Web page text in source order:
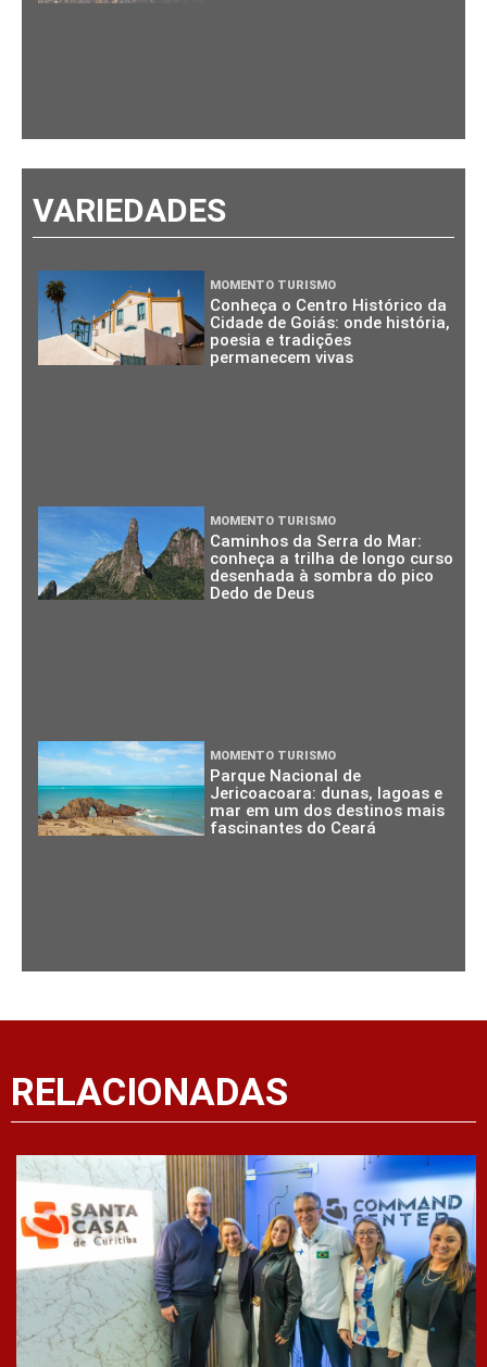
VARIEDADES
MOMENTO TURISMO
Conheça o Centro Histórico da
Cidade de Goiás: onde história,
poesia e tradições
permanecem vivas
MOMENTO TURISMO
Caminhos da Serra do Mar:
conheça a trilha de longo curso
desenhada à sombra do pico
Dedo de Deus
MOMENTO TURISMO
Parque Nacional de
Jericoacoara: dunas, lagoas e
mar em um dos destinos mais
fascinantes do Ceará
RELACIONADAS